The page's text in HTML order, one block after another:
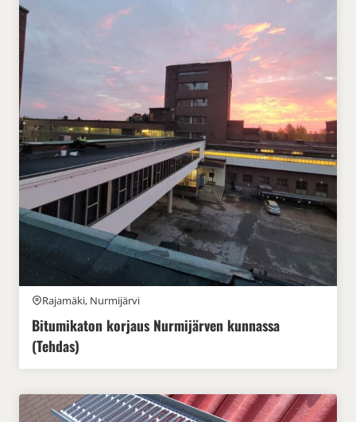
Rajamäki, Nurmijärvi
Bitumikaton korjaus Nurmijärven kunnassa
(Tehdas)